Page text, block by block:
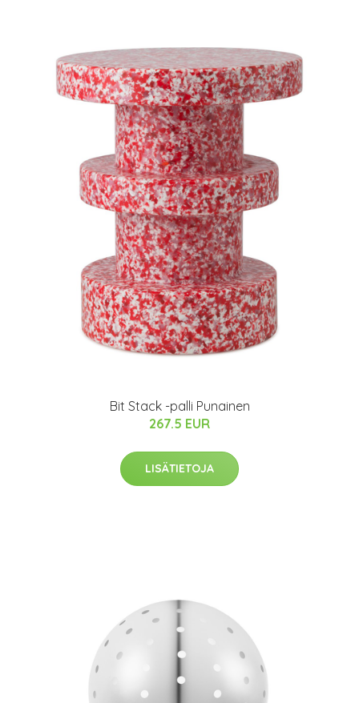
Bit Stack -palli Punainen
267.5 EUR
LISÄTIETOJA